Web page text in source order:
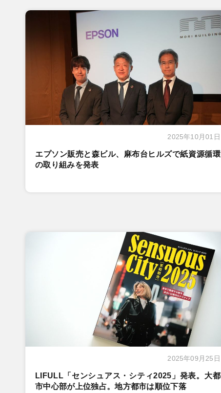
2025年10月01日
エプソン販売と森ビル、麻布台ヒルズで紙資源循環
の取り組みを発表
2025年09月25日
LIFULL「センシュアス・シティ2025」発表。大都
市中心部が上位独占。地方都市は順位下落